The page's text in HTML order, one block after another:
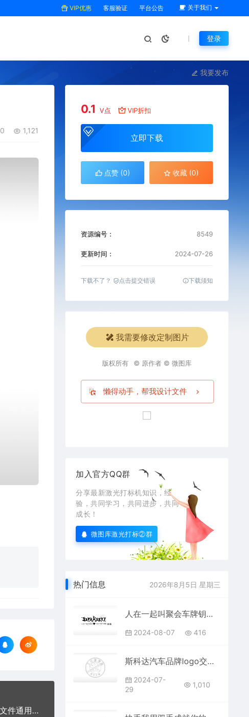
VIP优惠 客服验证 平台公告 关于我们
登录
我要发布
0 1,121
春暖花开喜鹊报喜双宿双飞PLT格式激光打标文件通用矢量图
0.1 V点 VIP折扣
立即下载
点赞 (0) 收藏 (0)
资源编号： 8549
更新时间： 2024-07-26
下载不了？ 点击提交错误 下载须知
我需要修改定制图片
版权所有 © 原作者 © 微图库
懒得动手，帮我设计文件
加入官方QQ群
分享最新激光打标机知识，经
验，共同学习，共同进步，共同
成长！
微图库激光打标②群
热门信息 2026年8月5日 星期三
人在一起叫聚会车牌钥匙扣PLT格式激光打标文件通用矢量图
2024-08-07 416
斯科达汽车品牌logo交通PLC格式激光打标文件通用矢量图
2024-07-
29
1,010